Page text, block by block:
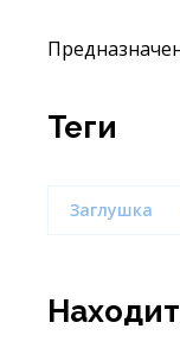
теги
Заглушка